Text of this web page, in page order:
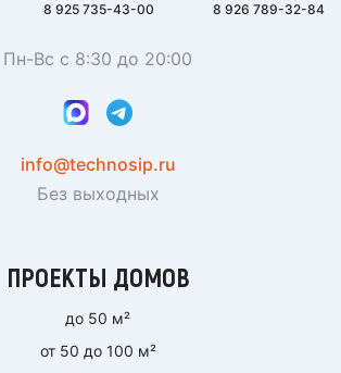
8 925 735-43-00 8 926 789-32-84
Пн-Вс с 8:30 до 20:00
info@technosip.ru
Без выходных
ПРОЕКТЫ ДОМОВ
до 50 м²
от 50 до 100 м²